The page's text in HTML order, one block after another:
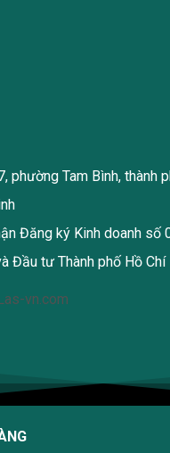
phường Tam Bình, thành
Đăng ký Kinh doanh số
Đầu tư Thành phố Hồ Chí
vn.com